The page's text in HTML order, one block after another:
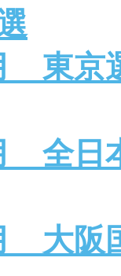
東京
全日
大阪